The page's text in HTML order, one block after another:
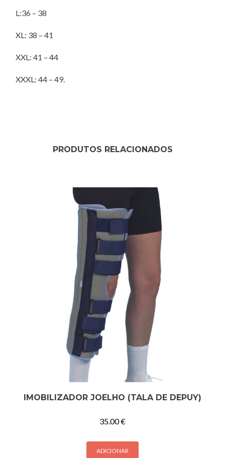
L:36 – 38
XL: 38 – 41
XXL: 41 – 44
XXXL: 44 – 49.
PRODUTOS RELACIONADOS
IMOBILIZADOR JOELHO (TALA DE DEPUY)
35.00€
ADICIONAR